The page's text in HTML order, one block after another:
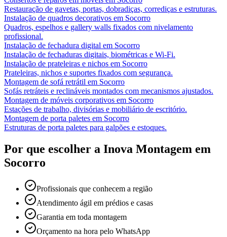
Restauração de gavetas, portas, dobradiças, corrediças e estruturas.
Instalação de quadros decorativos em Socorro
Quadros, espelhos e gallery walls fixados com nivelamento
profissional.
Instalação de fechadura digital em Socorro
Instalação de fechaduras digitais, biométricas e Wi-Fi.
Instalação de prateleiras e nichos em Socorro
Prateleiras, nichos e suportes fixados com segurança.
Montagem de sofá retrátil em Socorro
Sofás retráteis e reclináveis montados com mecanismos ajustados.
Montagem de móveis corporativos em Socorro
Estações de trabalho, divisórias e mobiliário de escritório.
Montagem de porta paletes em Socorro
Estruturas de porta paletes para galpões e estoques.
Por que escolher a Inova Montagem em
Socorro
Profissionais que conhecem a região
Atendimento ágil em prédios e casas
Garantia em toda montagem
Orçamento na hora pelo WhatsApp